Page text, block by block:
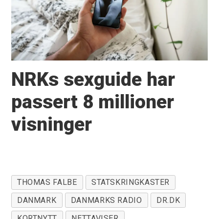
NRKs sexguide har
passert 8 millioner
visninger
THOMAS FALBE
STATSKRINGKASTER
DANMARK
DANMARKS RADIO
DR.DK